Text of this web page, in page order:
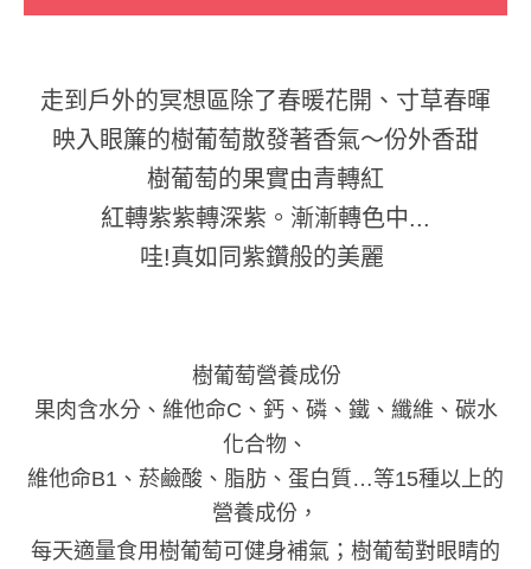
走到戶外的冥想區除了春暖花開、寸草春暉
映入眼簾的樹葡萄散發著香氣～份外香甜
樹葡萄的果實由青轉紅
紅轉紫紫轉深紫。漸漸轉色中...
哇!真如同紫鑽般的美麗
樹葡萄營養成份
果肉含水分、維他命C、鈣、磷、鐵、纖維、碳水
化合物、
維他命B1、菸鹼酸、脂肪、蛋白質…等15種以上的
營養成份，
每天適量食用樹葡萄可健身補氣；樹葡萄對眼睛的